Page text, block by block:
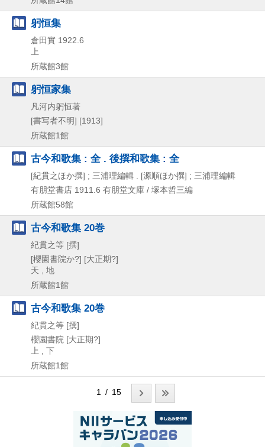
躬恒集
倉田實 1922.6
上
所蔵館3館
躬恒家集
凡河内躬恒著
[書写者不明] [1913]
所蔵館1館
古今和歌集 : 全 . 後撰和歌集 : 全
[紀貫之ほか撰] ; 三浦理編輯 . [源順ほか撰] ; 三浦理編輯
有朋堂書店 1911.6 有朋堂文庫 / 塚本哲三編
所蔵館58館
古今和歌集 20巻
紀貫之等 [撰]
[櫻園書院か?] [大正期?]
天 , 地
所蔵館1館
古今和歌集 20巻
紀貫之等 [撰]
櫻園書院 [大正期?]
上 , 下
所蔵館1館
1 / 15